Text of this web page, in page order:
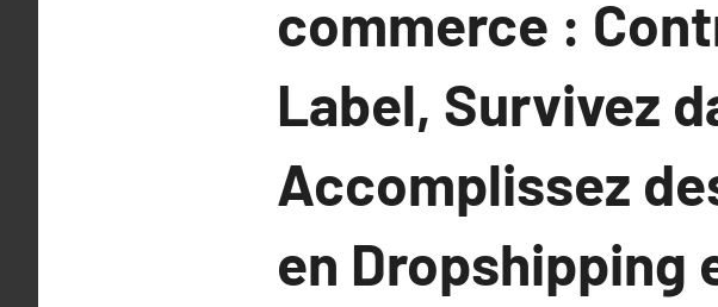
commerce :
Label, Survivez
Accomplissez
en Dropshipping